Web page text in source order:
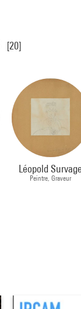
[20]
Léopold
Peintre, Graveur